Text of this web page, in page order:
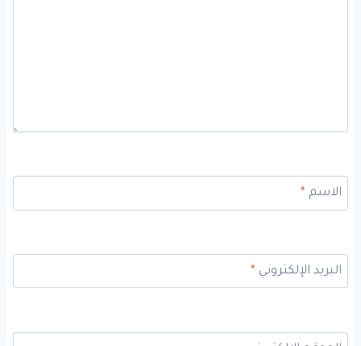
الاسم*
البريد الإلكتروني*